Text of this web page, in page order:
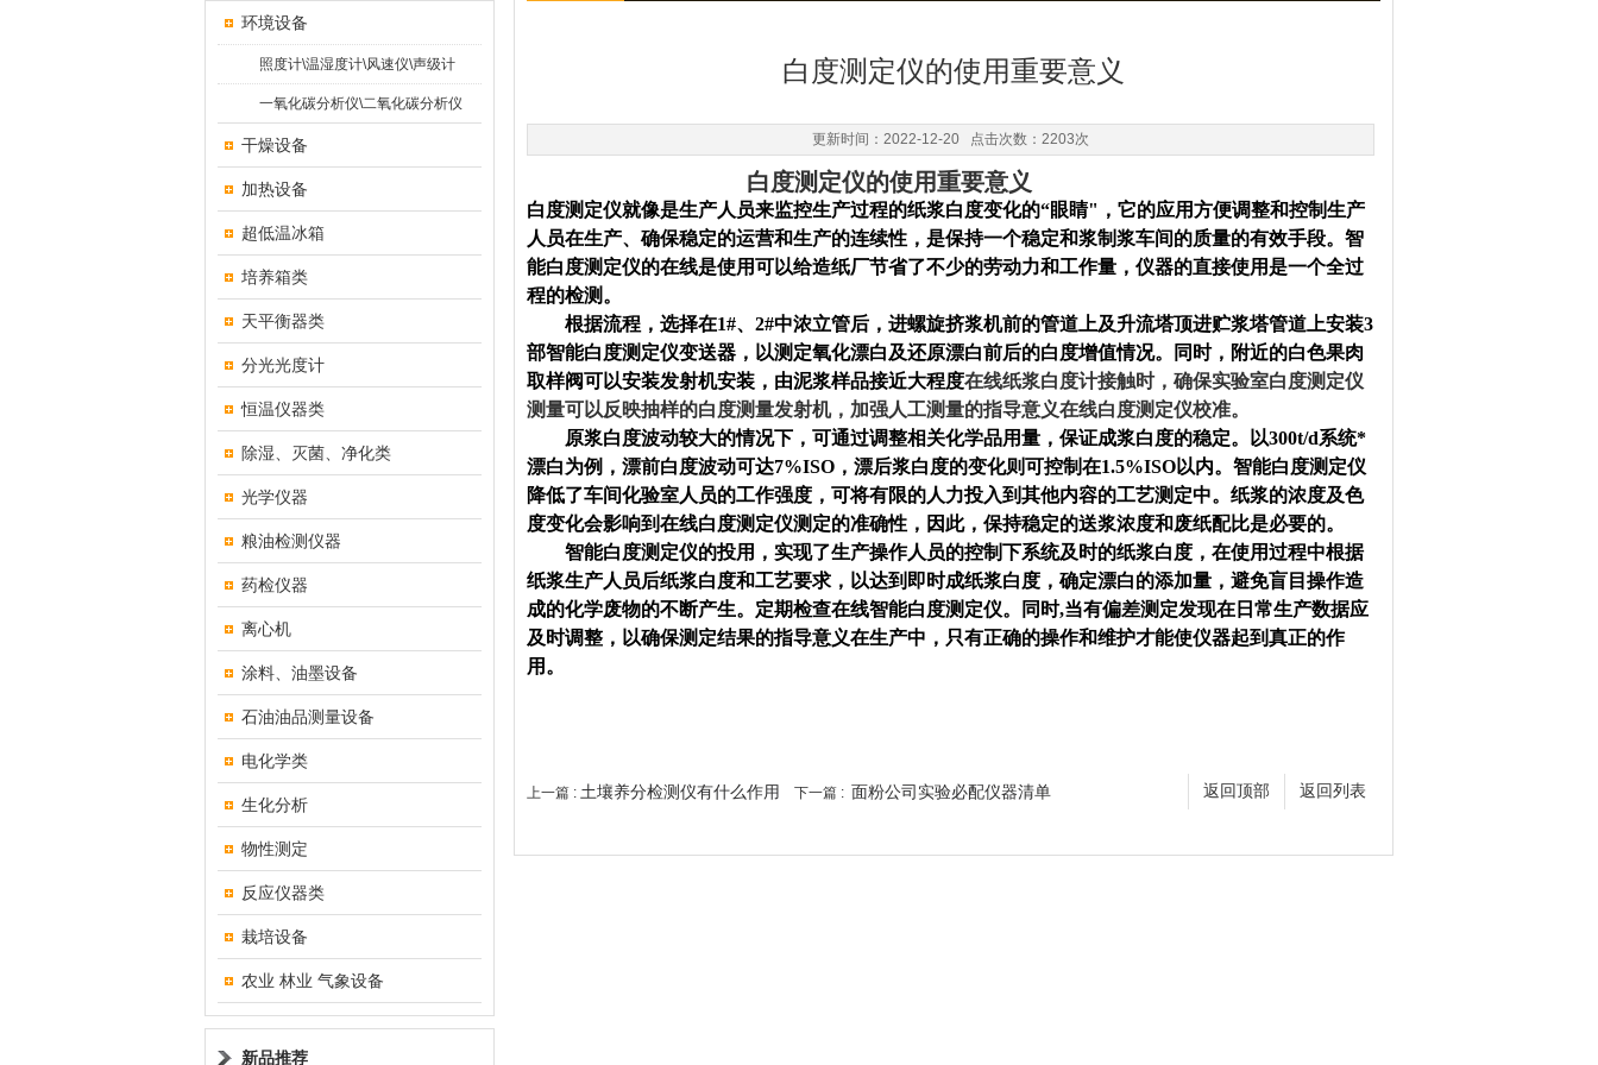
环境设备
照度计\温湿度计\风速仪\声级计
一氧化碳分析仪\二氧化碳分析仪
干燥设备
加热设备
超低温冰箱
培养箱类
天平衡器类
分光光度计
恒温仪器类
除湿、灭菌、净化类
光学仪器
粮油检测仪器
药检仪器
离心机
涂料、油墨设备
石油油品测量设备
电化学类
生化分析
物性测定
反应仪器类
栽培设备
农业 林业 气象设备
新品推荐
白度测定仪的使用重要意义
更新时间：2022-12-20 点击次数：2203次
白度测定仪的使用重要意义
白度测定仪就像是生产人员来监控生产过程的纸浆白度变化的“眼睛"，它的应用方便调整和控制生产
人员在生产、确保稳定的运营和生产的连续性，是保持一个稳定和浆制浆车间的质量的有效手段。智
能白度测定仪的在线是使用可以给造纸厂节省了不少的劳动力和工作量，仪器的直接使用是一个全过
程的检测。
根据流程，选择在1#、2#中浓立管后，进螺旋挤浆机前的管道上及升流塔顶进贮浆塔管道上安装3
部智能白度测定仪变送器，以测定氧化漂白及还原漂白前后的白度增值情况。同时，附近的白色果肉
取样阀可以安装发射机安装，由泥浆样品接近大程度在线纸浆白度计接触时，确保实验室白度测定仪
测量可以反映抽样的白度测量发射机，加强人工测量的指导意义在线白度测定仪校准。
原浆白度波动较大的情况下，可通过调整相关化学品用量，保证成浆白度的稳定。以300t/d系统*
漂白为例，漂前白度波动可达7%ISO，漂后浆白度的变化则可控制在1.5%ISO以内。智能白度测定仪
降低了车间化验室人员的工作强度，可将有限的人力投入到其他内容的工艺测定中。纸浆的浓度及色
度变化会影响到在线白度测定仪测定的准确性，因此，保持稳定的送浆浓度和废纸配比是必要的。
智能白度测定仪的投用，实现了生产操作人员的控制下系统及时的纸浆白度，在使用过程中根据
纸浆生产人员后纸浆白度和工艺要求，以达到即时成纸浆白度，确定漂白的添加量，避免盲目操作造
成的化学废物的不断产生。定期检查在线智能白度测定仪。同时,当有偏差测定发现在日常生产数据应
及时调整，以确保测定结果的指导意义在生产中，只有正确的操作和维护才能使仪器起到真正的作
用。
返回列表
返回顶部
上一篇 : 土壤养分检测仪有什么作用 下一篇 : 面粉公司实验必配仪器清单